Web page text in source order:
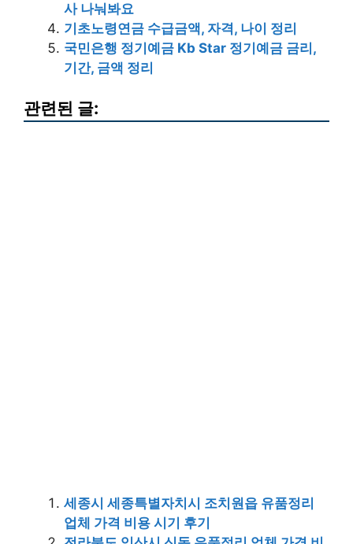
사 나눠봐요
기초노령연금 수급금액, 자격, 나이 정리
국민은행 정기예금 Kb Star 정기예금 금리,
기간, 금액 정리
관련된 글:
세종시 세종특별자치시 조치원읍 유품정리
업체 가격 비용 시기 후기